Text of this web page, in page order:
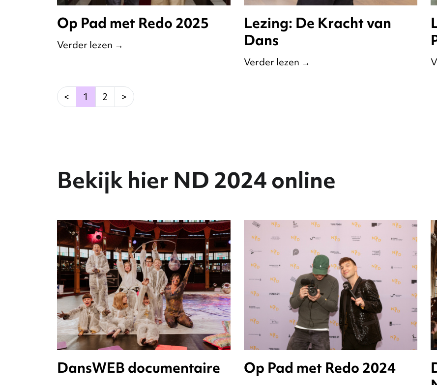
Op Pad met Redo 2025
Verder lezen →
Lezing: De Kracht van
Dans
Verder lezen →
< 1 (current)
2 >
Bekijk hier ND 2024 online
DansWEB documentaire Op Pad met Redo 2024